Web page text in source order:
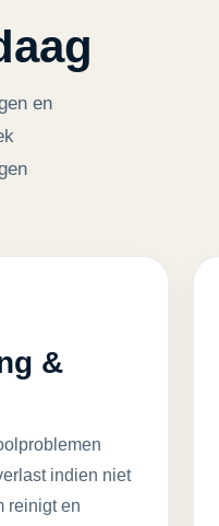
en
&
indien niet
reinigt en